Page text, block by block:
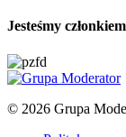
Jesteśmy członkiem
© 2026 Grupa